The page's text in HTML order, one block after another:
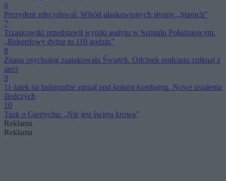
6
Prezydent zdecydował. Wśród ułaskawionych słynny „Staruch”
7
Trzaskowski przedstawił wyniki audytu w Szpitalu Południowym.
„Rekordowy dyżur to 110 godzin”
8
Znana psycholog zaatakowała Świątek. Odcinek podcastu zniknął z
sieci
9
11-latek na hulajnodze zginął pod kołami kombajnu. Nowe ustalenia
śledczych
10
Tusk o Giertychu: „Nie jest świętą krową”
Reklama
Reklama